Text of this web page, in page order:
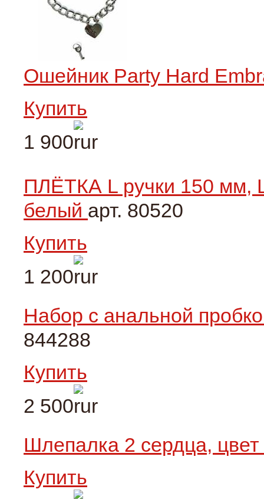
Ошейник Party Hard
Купить
1 900
ПЛЁТКА L ручки 150 мм,
белый арт. 80520
Купить
1 200
Набор с анальной
844288
Купить
2 500
Шлепалка 2 сердца,
Купить